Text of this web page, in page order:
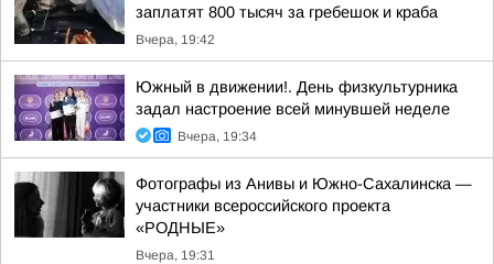
заплатят 800 тысяч за гребешок и краба
Вчера, 19:42
Южный в движении!. День физкультурника
задал настроение всей минувшей неделе
Вчера, 19:34
Фотографы из Анивы и Южно-Сахалинска —
участники всероссийского проекта
«РОДНЫЕ»
Вчера, 19:31